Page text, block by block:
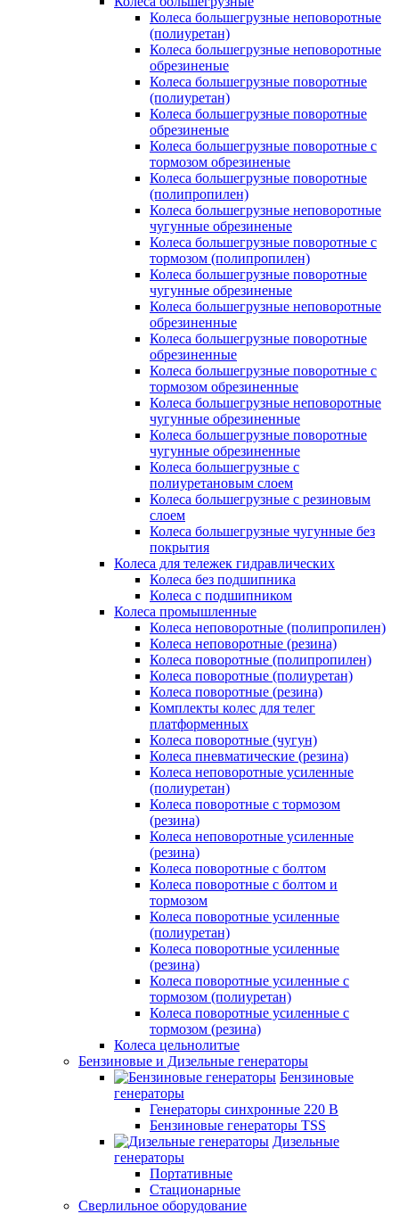
Колеса большегрузные неповоротные
(полиуретан)
Колеса большегрузные неповоротные
обрезиненые
Колеса большегрузные поворотные
(полиуретан)
Колеса большегрузные поворотные
обрезиненые
Колеса большегрузные поворотные с
тормозом обрезиненые
Колеса большегрузные поворотные
(полипропилен)
Колеса большегрузные неповоротные
чугунные обрезиненые
Колеса большегрузные поворотные с
тормозом (полипропилен)
Колеса большегрузные поворотные
чугунные обрезиненые
Колеса большегрузные неповоротные
обрезиненные
Колеса большегрузные поворотные
обрезиненные
Колеса большегрузные поворотные с
тормозом обрезиненные
Колеса большегрузные неповоротные
чугунные обрезиненные
Колеса большегрузные поворотные
чугунные обрезиненные
Колеса большегрузные с
полиуретановым слоем
Колеса большегрузные с резиновым
слоем
Колеса большегрузные чугунные без
покрытия
Колеса для тележек гидравлических
Колеса без подшипника
Колеса с подшипником
Колеса промышленные
Колеса неповоротные (полипропилен)
Колеса неповоротные (резина)
Колеса поворотные (полипропилен)
Колеса поворотные (полиуретан)
Колеса поворотные (резина)
Комплекты колес для телег
платформенных
Колеса поворотные (чугун)
Колеса пневматические (резина)
Колеса неповоротные усиленные
(полиуретан)
Колеса поворотные c тормозом
(резина)
Колеса неповоротные усиленные
(резина)
Колеса поворотные с болтом
Колеса поворотные с болтом и
тормозом
Колеса поворотные усиленные
(полиуретан)
Колеса поворотные усиленные
(резина)
Колеса поворотные усиленные с
тормозом (полиуретан)
Колеса поворотные усиленные с
тормозом (резина)
Колеса цельнолитые
Бензиновые и Дизельные генераторы
Бензиновые
генераторы
Генераторы синхронные 220 В
Бензиновые генераторы TSS
Дизельные
генераторы
Портативные
Стационарные
Сверлильное оборудование